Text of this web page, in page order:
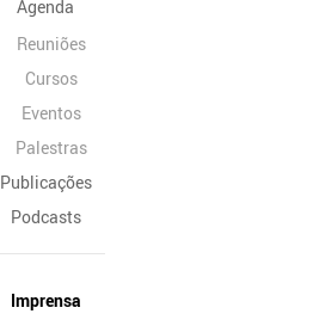
Agenda
Reuniões
Cursos
Eventos
Palestras
Publicações
Podcasts
Imprensa